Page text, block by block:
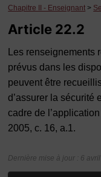
Chapitre II - Enseignant >
Article 22.2
Les renseignements
prévus dans les
peuvent être
d’assurer la sécurité
cadre de
2005, c. 16, a.1.
Dernière mise à jour : 6